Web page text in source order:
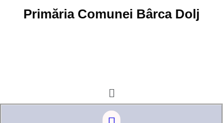
Primăria Comunei Bârca Dolj
Menu
Menu